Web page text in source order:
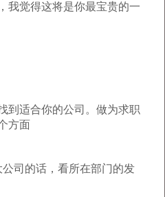
我觉得这将是你最宝贵的一
到适合你的公司。做为求职
方面
司的话，看所在部门的发